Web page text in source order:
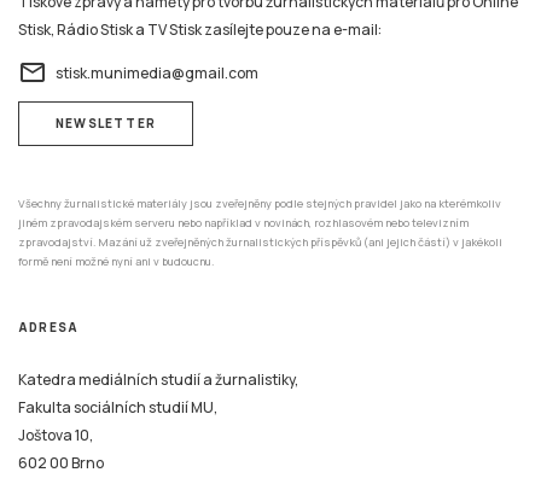
Stisk, Rádio Stisk a TV Stisk zasílejte pouze na e-mail:
email stisk.munimedia@gmail.com
NEWSLETTER
Všechny žurnalistické materiály jsou zveřejněny podle stejných pravidel jako na kterémkoliv
jiném zpravodajském serveru nebo například v novinách, rozhlasovém nebo televizním
zpravodajství. Mazání už zveřejněných žurnalistických příspěvků (ani jejich částí) v jakékoli
formě není možné nyní ani v budoucnu.
ADRESA
Katedra mediálních studií a žurnalistiky,
Fakulta sociálních studií MU,
Joštova 10,
602 00 Brno